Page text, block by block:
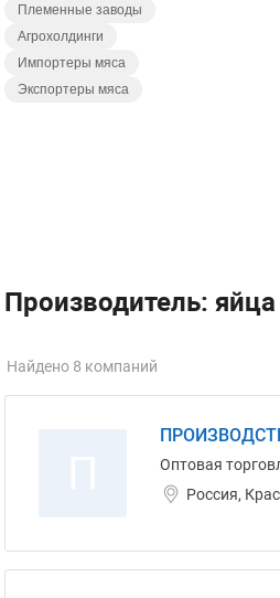
Племенные заводы
Агрохолдинги
Импортеры мяса
Экспортеры мяса
Производитель:
Найдено 8 компаний
Оптовая
Россия,